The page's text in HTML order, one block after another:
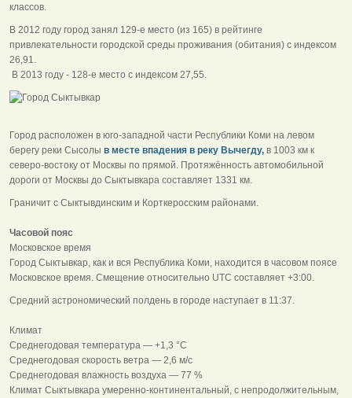
классов.
В 2012 году город занял 129-е место (из 165) в рейтинге
привлекательности городской среды проживания (обитания) с индексом
26,91.
В 2013 году - 128-е место с индексом 27,55.
Город расположен в юго-западной части Республики Коми на левом
берегу реки Сысолы в месте впадения в реку Вычегду, в 1003 км к
северо-востоку от Москвы по прямой. Протяжённость автомобильной
дороги от Москвы до Сыктывкара составляет 1331 км.
Граничит с Сыктывдинским и Корткеросским районами.
Часовой пояс
Московское время
Город Сыктывкар, как и вся Республика Коми, находится в часовом поясе
Московское время. Смещение относительно UTC составляет +3:00.
Средний астрономический полдень в городе наступает в 11:37.
Климат
Среднегодовая температура — +1,3 °C
Среднегодовая скорость ветра — 2,6 м/с
Среднегодовая влажность воздуха — 77 %
Климат Сыктывкара умеренно-континентальный, с непродолжительным,